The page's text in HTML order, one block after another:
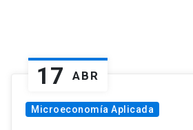
17 ABR
Microeconomía Aplicada